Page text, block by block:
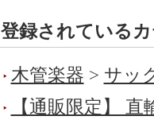
登録されている
木管楽器 > サッ
【通販限定】 直